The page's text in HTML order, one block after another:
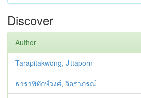
Discover
Author
Tarapitakwong, Jittaporn
ธาราพิทักษ์วงศ์, จิตราภรณ์